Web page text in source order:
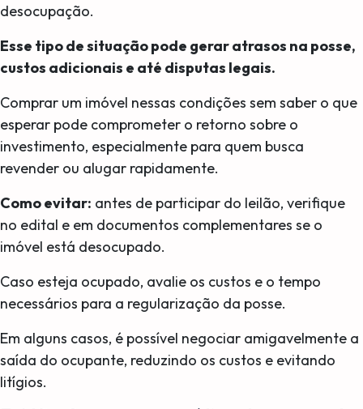
desocupação.
Esse tipo de situação pode gerar atrasos na posse,
custos adicionais e até disputas legais.
Comprar um imóvel nessas condições sem saber o que
esperar pode comprometer o retorno sobre o
investimento, especialmente para quem busca
revender ou alugar rapidamente.
Como evitar: antes de participar do leilão, verifique
no edital e em documentos complementares se o
imóvel está desocupado.
Caso esteja ocupado, avalie os custos e o tempo
necessários para a regularização da posse.
Em alguns casos, é possível negociar amigavelmente a
saída do ocupante, reduzindo os custos e evitando
litígios.